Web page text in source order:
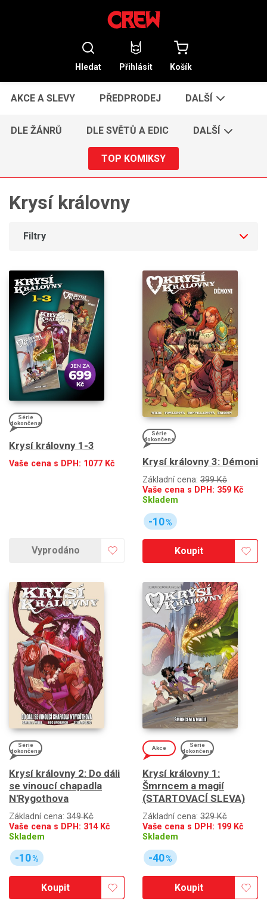
Hledat Přihlásit Košík
AKCE A SLEVY PŘEDPRODEJ DALŠÍ
DLE ŽÁNRŮ DLE SVĚTŮ A EDIC DALŠÍ
TOP KOMIKSY
Krysí královny
Filtry
Série
dokončena
Krysí královny 1-3
Vaše cena s DPH: 1077 Kč
Vyprodáno
Série
dokončena
Krysí královny 3: Démoni
Základní cena: 399 Kč
Vaše cena s DPH: 359 Kč
Skladem
-10%
Koupit
Série
dokončena
Krysí královny 2: Do dáli
se vinoucí chapadla
N'Rygothova
Základní cena: 349 Kč
Vaše cena s DPH: 314Kč
Skladem
-10%
Koupit
Akce
Série
dokončena
Krysí královny 1:
Šmrncem a magií
(STARTOVACÍ SLEVA)
Základní cena: 329 Kč
Vaše cena s DPH: 199 Kč
Skladem
-40%
Koupit